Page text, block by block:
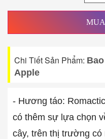
Chi Tiết Sản Phẩm:
Apple
- Hương táo:
có thêm sự lựa chọn
cây, trên thị trường có